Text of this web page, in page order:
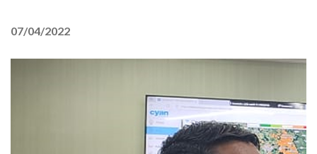
07/04/2022